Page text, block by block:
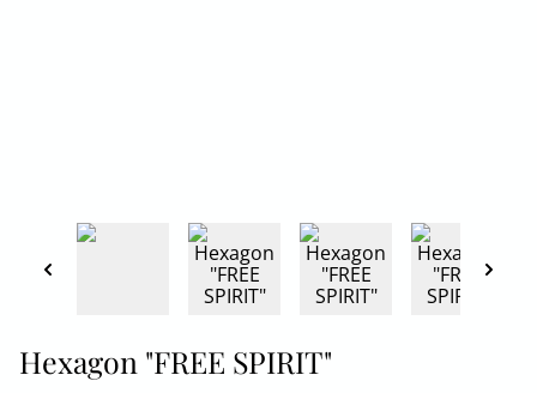
Hexagon "FREE SPIRIT"